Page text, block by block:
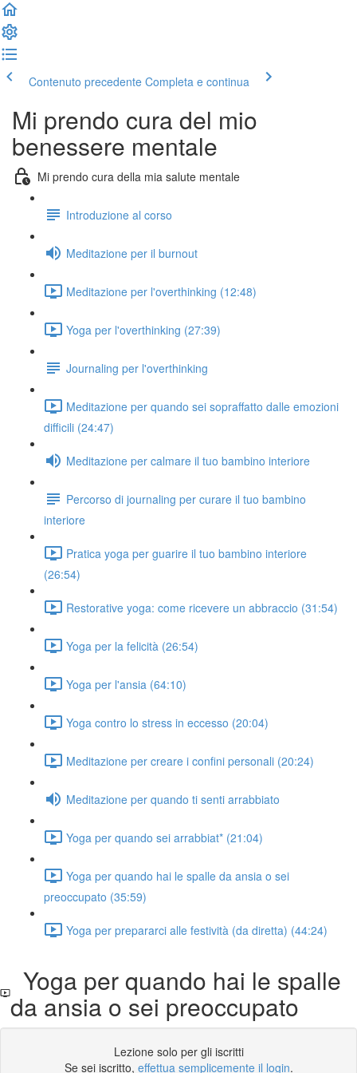
Contenuto precedente Completa e continua
Mi prendo cura del mio
benessere mentale
Mi prendo cura della mia salute mentale
Introduzione al corso
Meditazione per il burnout
Meditazione per l'overthinking (12:48)
Yoga per l'overthinking (27:39)
Journaling per l'overthinking
Meditazione per quando sei sopraffatto dalle emozioni
difficili (24:47)
Meditazione per calmare il tuo bambino interiore
Percorso di journaling per curare il tuo bambino
interiore
Pratica yoga per guarire il tuo bambino interiore
(26:54)
Restorative yoga: come ricevere un abbraccio (31:54)
Yoga per la felicità (26:54)
Yoga per l'ansia (64:10)
Yoga contro lo stress in eccesso (20:04)
Meditazione per creare i confini personali (20:24)
Meditazione per quando ti senti arrabbiato
Yoga per quando sei arrabbiat* (21:04)
Yoga per quando hai le spalle da ansia o sei
preoccupato (35:59)
Yoga per prepararci alle festività (da diretta) (44:24)
Yoga per quando hai le spalle
da ansia o sei preoccupato
Lezione solo per gli iscritti
Se sei iscritto, effettua semplicemente il login.